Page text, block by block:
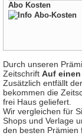
Abo Kosten
Durch unseren
Zeitschrift Auf
Zusätzlich entfällt
bekommen die
frei Haus geliefert.
Wir vergleichen für
Shops und Verlage
den besten Prämien